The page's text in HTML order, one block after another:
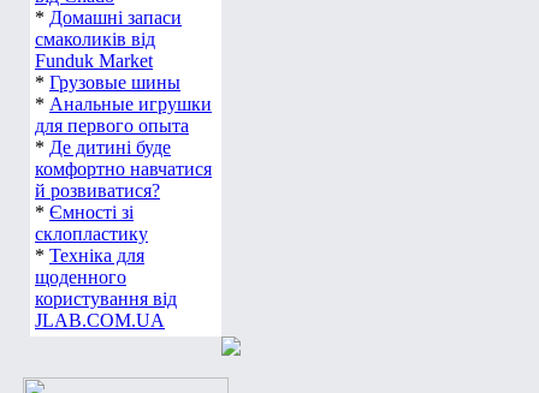
* Домашні запаси
смаколиків від
Funduk Market
* Грузовые шины
* Анальные игрушки
для первого опыта
* Де дитині буде
комфортно навчатися
й розвиватися?
* Ємності зі
склопластику
* Техніка для
щоденного
користування від
JLAB.COM.UA